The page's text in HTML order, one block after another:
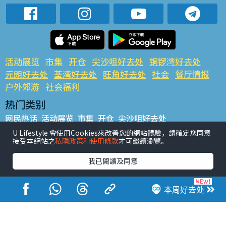
本周好去处
活动展览 市集 开仓 尖沙咀好去处 铜锣湾好去处
元朗好去处 荃湾好去处 旺角好去处 社会 餐厅情报
户外郊游 社会福利
热门类别
网民热话 活动展览 市集 开仓 尖沙咀好去处
铜锣湾好去处 元朗好去处 荃湾好去处 旺角好去处 社会
餐厅情报 户外郊游
热门标签
#UGO揾好去处 #人气活动推介 #美食社群热话
#亲子玩乐好去处
#ULifestyle应用程式
#限时抢
#UJetso礼物放送
#ULifestyle商户中心 #著数
U Lifestyle 會使用Cookies來改善您的網站體驗，請確定您同意
接受本網站之私隱政策和使用條款才可繼續瀏覽。
我已閱讀及同意